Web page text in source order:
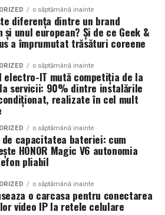
o săptămână inainte
diferența dintre un brand
și unul european? Și de ce Geek &
a împrumutat trăsături coreene
o săptămână inainte
electro-IT mută competiția de la
servicii: 90% dintre instalările
realizate în cel mult
o săptămână inainte
de capacitatea bateriei: cum
HONOR Magic V6 autonomia
pliabil
o săptămână inainte
o carcasa pentru conectarea
video IP la retele celulare